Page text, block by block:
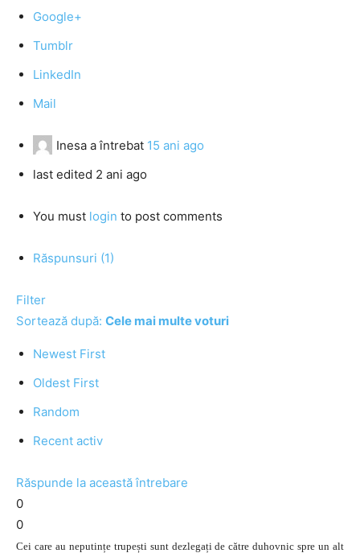
Google+
Tumblr
LinkedIn
Mail
Inesa a întrebat 15 ani ago
last edited 2 ani ago
You must login to post comments
Răspunsuri (1)
Filter
Sortează după: Cele mai multe voturi
Newest First
Oldest First
Random
Recent activ
Răspunde la această întrebare
0
0
Cei care au neputințe trupești sunt dezlegați de către duhovnic spre un alt